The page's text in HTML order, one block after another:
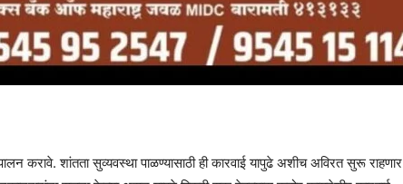
पालन करावे. शांतता सुव्यवस्था पाळण्यासाठी ही कारवाई यापुढे अशीच अविरत सुरू राहणार